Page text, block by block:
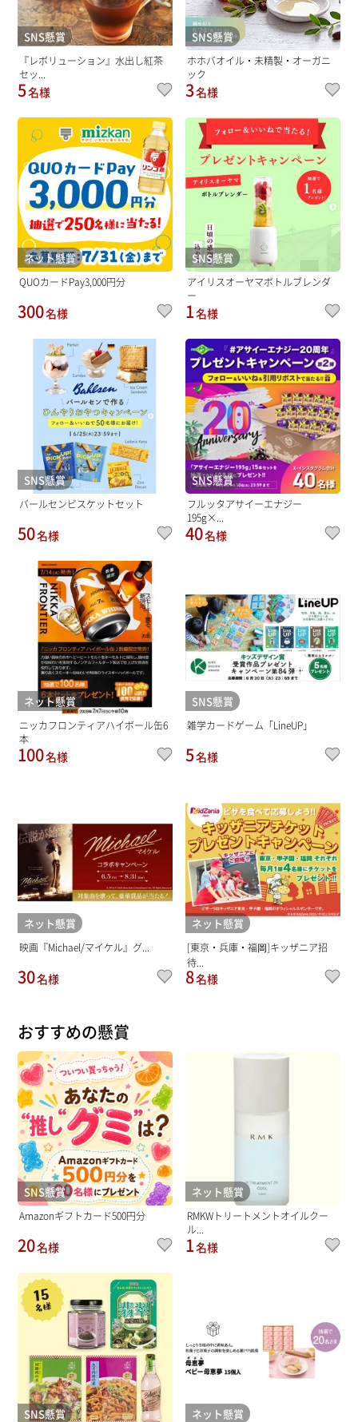
SNS懸賞
『レボリューション』水出し紅茶
セッ...
5名様
SNS懸賞
ホホバオイル・未精製・オーガニ
ック
3名様
ネット懸賞
QUOカードPay3,000円分
300名様
SNS懸賞
アイリスオーヤマボトルブレンダ
ー
1名様
SNS懸賞
バールセンビスケットセット
50名様
SNS懸賞
フルッタアサイーエナジー
195g×...
40名様
ネット懸賞
ニッカフロンティアハイボール缶6
本
100名様
SNS懸賞
雑学カードゲーム「LineUP」
5名様
ネット懸賞
映画『Michael/マイケル』グ...
30名様
ネット懸賞
[東京・兵庫・福岡]キッザニア招
待...
8名様
おすすめの懸賞
SNS懸賞
Amazonギフトカード500円分
20名様
ネット懸賞
RMKWトリートメントオイルクー
ル...
1名様
SNS懸賞 ネット懸賞